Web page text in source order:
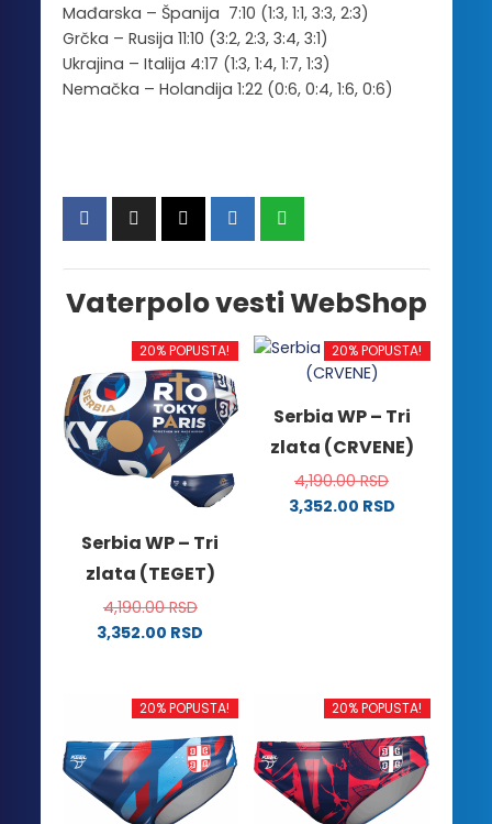
Mađarska – Španija 7:10 (1:3, 1:1, 3:3, 2:3)
Grčka – Rusija 11:10 (3:2, 2:3, 3:4, 3:1)
Ukrajina – Italija 4:17 (1:3, 1:4, 1:7, 1:3)
Nemačka – Holandija 1:22 (0:6, 0:4, 1:6, 0:6)
Vaterpolo vesti WebShop
20% POPUSTA!
Serbia WP – Tri
zlata (TEGET)
4,190.00RSD
3,352.00 RSD
ima
varijanti.
Opcije
mogu
20% POPUSTA!
Serbia WP – Tri
zlata (CRVENE)
4,190.00RSD
3,352.00 RSD
biti
izabrane
na
stranici
proizvoda.
20% POPUSTA! 20% POPUSTA!